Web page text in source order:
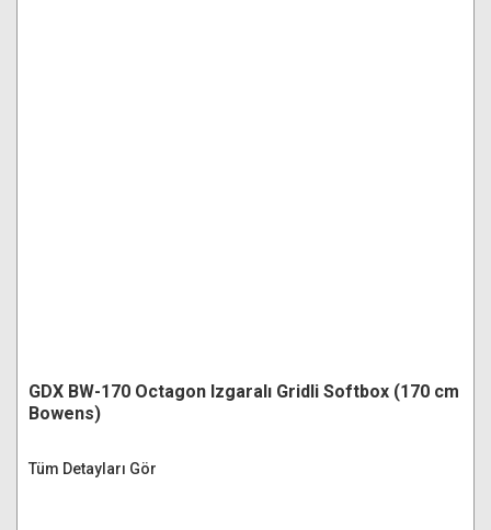
GDX BW-170 Octagon Izgaralı Gridli Softbox (170 cm
Bowens)
Tüm Detayları Gör